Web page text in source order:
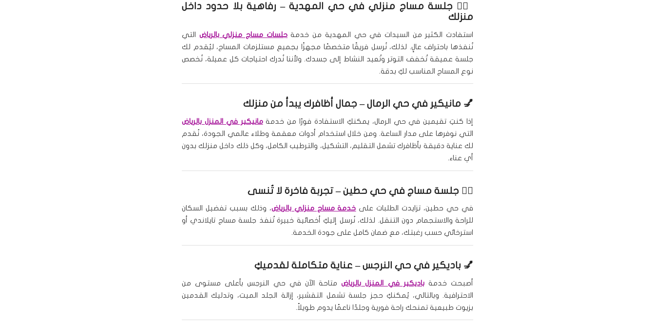
🧖‍♀️ جلسة مساج منزلي في حي المهدية– رفاهية بلا حدود داخل
منزلك
استفادت الكثير من السيدات في حي المهدية من خدمةجلسات مساج منزلي بالرياض التي
نُنفذها باحتراف عالٍ. لذلك، نُرسل فريقًا متخصصًا مجهزًا بجميع مستلزمات المساج، ليُقدم لك
جلسة عميقة تُخفف التوتر وتُعيد النشاط إلى جسدك. ولأننا نُدرك احتياجات كل عميلة، نُخصص
نوع المساج المناسب لكِ بدقة.
💅 مانيكير في حي الرمال– جمال أظافرك يبدأ من منزلك
إذا كنتِ تقيمين في حي الرمال، يمكنكِ الاستفادة فورًا من خدمةمانيكير في المنزل بالرياض
التي نوفرها على مدار الساعة. ومن خلال استخدام أدوات معقمة وطلاء عالمي الجودة، نُقدم
لك عناية دقيقة بأظافرك تشمل التقليم، التشكيل، والترطيب الكامل، وكل ذلك داخل منزلك بدون
أي عناء.
🧘‍♀️ جلسة مساج في حي حطين– تجربة فاخرة لا تُنسى
في حي حطين، تزايدت الطلبات على خدمة مساج منزلي بالرياض، وذلك بسبب تفضيل السكان
للراحة والاستجمام دون التنقل. لذلك، نُرسل إليكِ أخصائية خبيرة تُنفذ جلسة مساج تايلاندي أو
استرخائي حسب رغبتك، مع ضمان كامل على جودة الخدمة.
💅 باديكير في حي النرجس– عناية متكاملة لقدميكِ
أصبحت خدمةباديكير في المنزل بالرياضمتاحة الآن في حي النرجس بأعلى مستوى من
الاحترافية. وبالتالي، يُمكنكِ حجز جلسة تشمل التقشير، إزالة الجلد الميت، وتدليك القدمين
بزيوت طبيعية تمنحك راحة فورية وجلدًا ناعمًا يدوم طويلاً.